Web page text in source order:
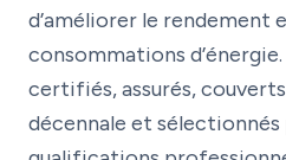
d’améliorer le rendement
consommations
certifiés, assurés,
décennale et sélectionnés